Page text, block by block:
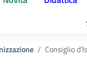
Consiglio